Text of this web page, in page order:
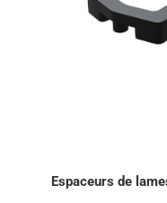
Espaceurs de